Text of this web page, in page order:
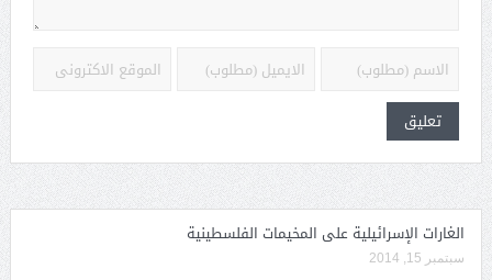
الغارات الإسرائيلية على المخيمات الفلسطينية
سبتمبر 15, 2014